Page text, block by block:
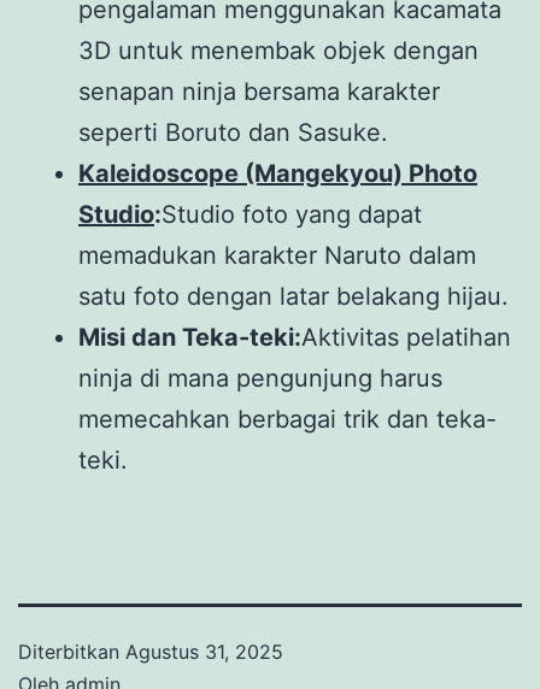
pengalaman menggunakan kacamata
3D untuk menembak objek dengan
senapan ninja bersama karakter
seperti Boruto dan Sasuke.
Kaleidoscope (Mangekyou) Photo
Studio:Studio foto yang dapat
memadukan karakter Naruto dalam
satu foto dengan latar belakang hijau.
Misi dan Teka-teki:Aktivitas pelatihan
ninja di mana pengunjung harus
memecahkan berbagai trik dan teka-
teki.
Diterbitkan Agustus 31, 2025
Oleh admin